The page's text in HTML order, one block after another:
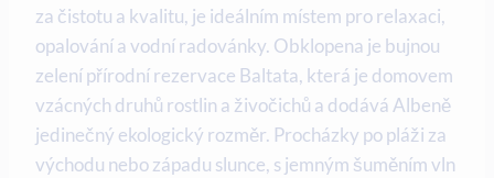
za čistotu a kvalitu, je ideálním místem pro relaxaci,
opalování a vodní radovánky. Obklopena je bujnou
zelení přírodní rezervace Baltata, která je domovem
vzácných druhů rostlin a živočichů a dodává Albeně
jedinečný ekologický rozměr. Procházky po pláži za
východu nebo západu slunce, s jemným šuměním vln